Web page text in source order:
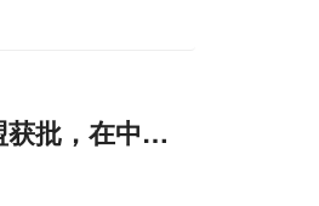
批，在中国进入优先审